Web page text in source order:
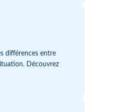
différences entre
Découvrez